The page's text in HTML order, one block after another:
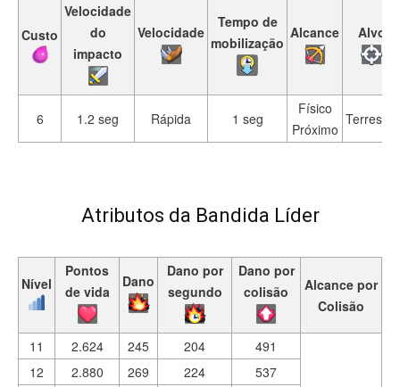
Custo
Velocidade
do
impacto
Velocidade
Tempo de
mobilização
Alcance Alvo
6 1.2 seg Rápida 1 seg
Físico
Próximo
Terrestre
Atributos da Bandida Líder
Nível
Pontos
de vida
Dano
Dano por
segundo
Dano por
colisão
Alcance por
Colisão
11 2.624 245 204 491
12 2.880 269 224
537